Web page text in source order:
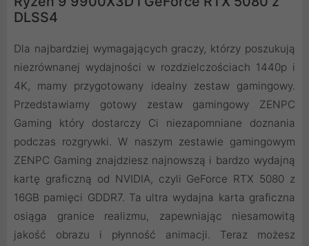
DLSS4
Dla najbardziej wymagających graczy, którzy poszukują
niezrównanej wydajności w rozdzielczościach 1440p i
4K, mamy przygotowany idealny zestaw gamingowy.
Przedstawiamy gotowy zestaw gamingowy ZENPC
Gaming który dostarczy Ci niezapomniane doznania
podczas rozgrywki. W naszym zestawie gamingowym
ZENPC Gaming znajdziesz najnowszą i bardzo wydajną
kartę graficzną od NVIDIA, czyli GeForce RTX 5080 z
16GB pamięci GDDR7. Ta ultra wydajna karta graficzna
osiąga granice realizmu, zapewniając niesamowitą
jakość obrazu i płynność animacji. Teraz możesz